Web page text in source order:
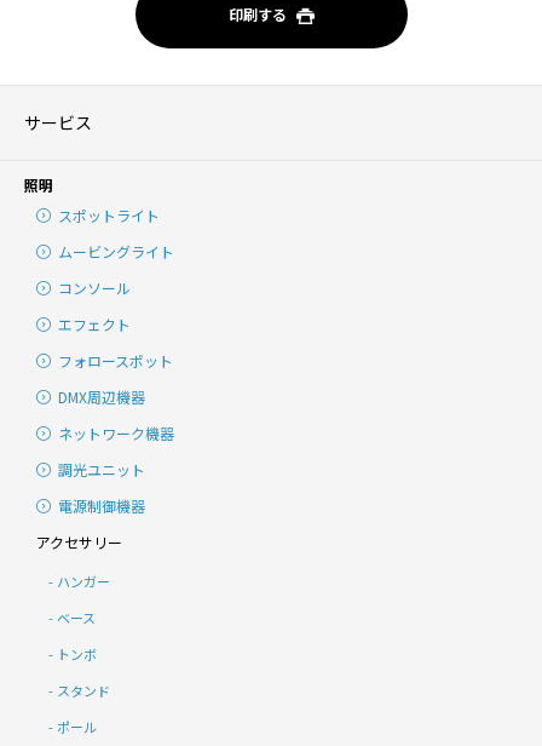
印刷する
サービス
照明
スポットライト
ムービングライト
コンソール
エフェクト
フォロースポット
DMX周辺機器
ネットワーク機器
調光ユニット
電源制御機器
アクセサリー
ハンガー
ベース
トンボ
スタンド
ポール